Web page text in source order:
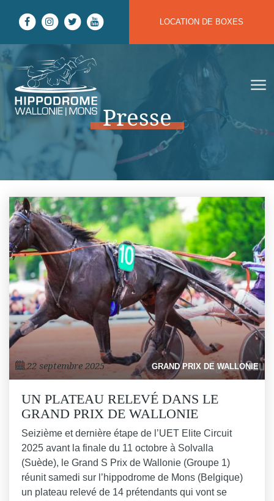
LOCATION DE BOXES
Hippodrome Wallonie | Mons
Presse
22 septembre 2025 GRAND PRIX DE WALLONIE
UN PLATEAU RELEVÉ DANS LE
GRAND PRIX DE WALLONIE
Seizième et dernière étape de l’UET Elite Circuit
2025 avant la finale du 11 octobre à Solvalla
(Suède), le Grand S Prix de Wallonie (Groupe 1)
réunit samedi sur l’hippodrome de Mons (Belgique)
un plateau relevé de 14 prétendants qui vont se